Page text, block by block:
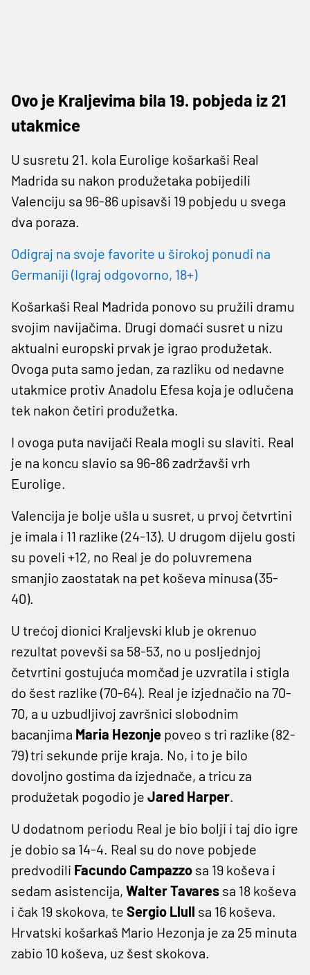
Ovo je Kraljevima bila 19. pobjeda iz 21
utakmice
U susretu 21. kola Eurolige košarkaši Real
Madrida su nakon produžetaka pobijedili
Valenciju sa 96-86 upisavši 19 pobjedu u svega
dva poraza.
Odigraj na svoje favorite u širokoj ponudi na
Germaniji (Igraj odgovorno, 18+)
Košarkaši Real Madrida ponovo su pružili dramu
svojim navijačima. Drugi domaći susret u nizu
aktualni europski prvak je igrao produžetak.
Ovoga puta samo jedan, za razliku od nedavne
utakmice protiv Anadolu Efesa koja je odlučena
tek nakon četiri produžetka.
I ovoga puta navijači Reala mogli su slaviti. Real
je na koncu slavio sa 96-86 zadržavši vrh
Eurolige.
Valencija je bolje ušla u susret, u prvoj četvrtini
je imala i 11 razlike (24-13). U drugom dijelu gosti
su poveli +12, no Real je do poluvremena
smanjio zaostatak na pet koševa minusa (35-
40).
U trećoj dionici Kraljevski klub je okrenuo
rezultat povevši sa 58-53, no u posljednjoj
četvrtini gostujuća momčad je uzvratila i stigla
do šest razlike (70-64). Real je izjednačio na 70-
70, a u uzbudljivoj završnici slobodnim
bacanjima Maria Hezonje poveo s tri razlike (82-
79) tri sekunde prije kraja. No, i to je bilo
dovoljno gostima da izjednače, a tricu za
produžetak pogodio je Jared Harper.
U dodatnom periodu Real je bio bolji i taj dio igre
je dobio sa 14-4. Real su do nove pobjede
predvodili Facundo Campazzo sa 19 koševa i
sedam asistencija, WalterTavares sa 18 koševa
i čak 19 skokova, te Sergio Llull sa 16 koševa.
Hrvatski košarkaš Mario Hezonja je za 25 minuta
zabio 10 koševa, uz šest skokova.